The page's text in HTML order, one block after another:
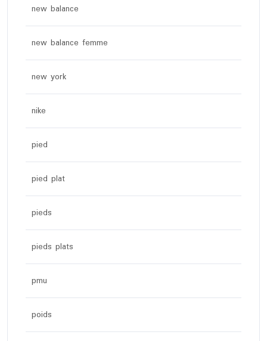
new balance
new balance femme
new york
nike
pied
pied plat
pieds
pieds plats
pmu
poids